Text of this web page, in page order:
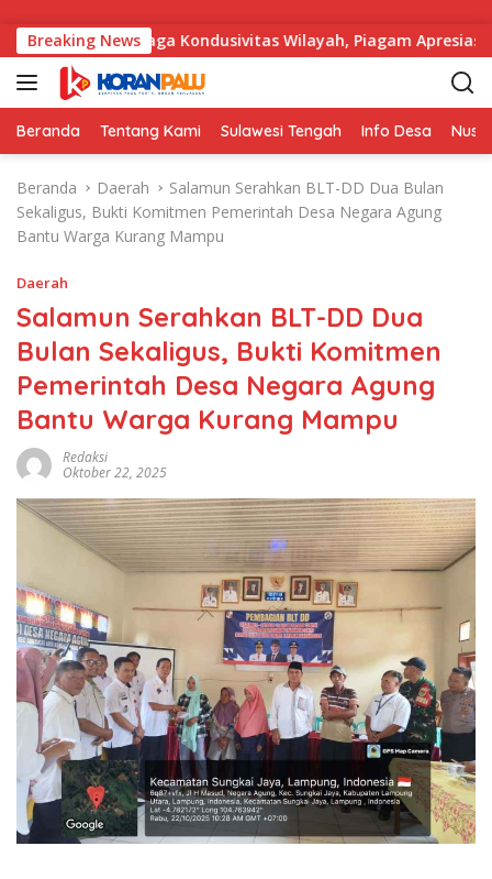
Breaking News
Menjaga Kondusivitas Wilayah, Piagam Apresiasi
Beranda Tentang Kami Sulawesi Tengah Info Desa
Beranda Daerah
Salamun Serahkan BLT-DD Dua Bulan
Sekaligus, Bukti Komitmen Pemerintah Desa Negara Agung
Bantu Warga Kurang Mampu
Daerah
Salamun Serahkan BLT-DD Dua
Bulan Sekaligus, Bukti Komitmen
Pemerintah Desa Negara Agung
Bantu Warga Kurang Mampu
Redaksi
Oktober 22, 2025